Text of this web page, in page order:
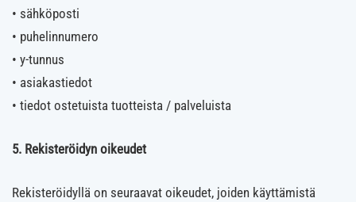
• sähköposti
• puhelinnumero
• y-tunnus
• asiakastiedot
• tiedot ostetuista tuotteista / palveluista
5. Rekisteröidyn oikeudet
Rekisteröidyllä on seuraavat oikeudet, joiden käyttämistä